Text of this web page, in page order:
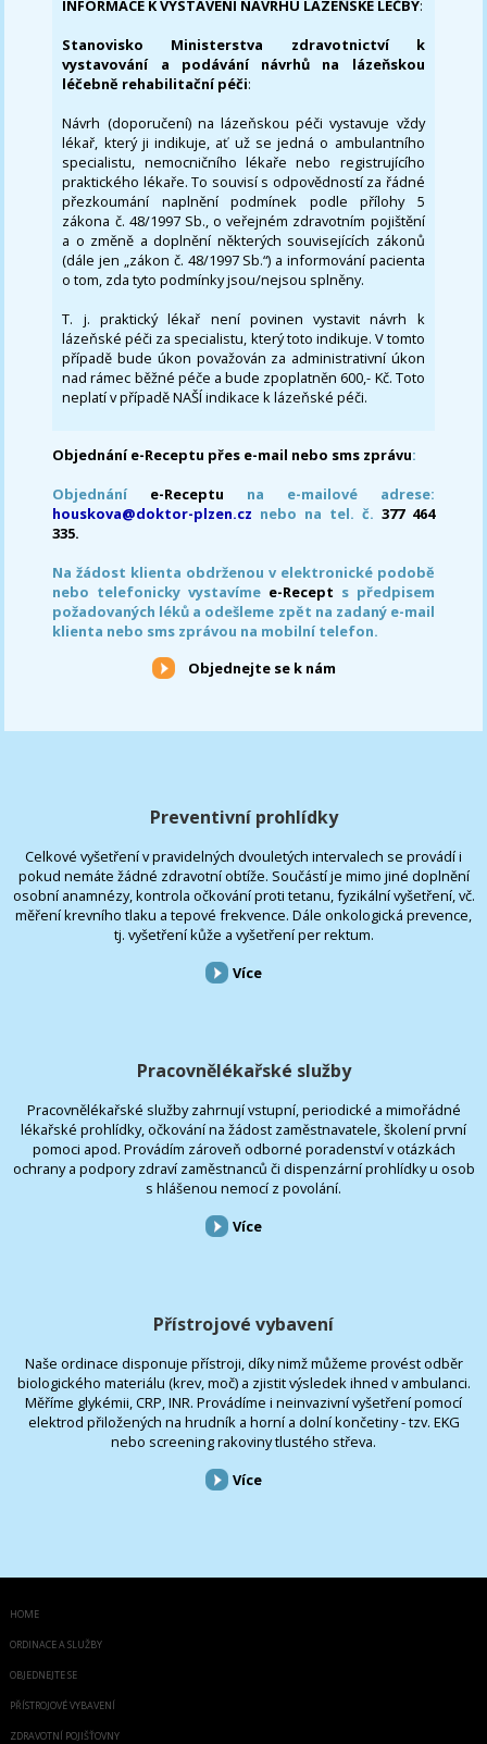
INFORMACE K VYSTAVENÍ NÁVRHU LÁZEŇSKÉ LÉČBY:
Stanovisko Ministerstva zdravotnictví k
vystavování a podávání návrhů na lázeňskou
léčebně rehabilitační péči:
Návrh (doporučení) na lázeňskou péči vystavuje vždy
lékař, který ji indikuje, ať už se jedná o ambulantního
specialistu, nemocničního lékaře nebo registrujícího
praktického lékaře. To souvisí s odpovědností za řádné
přezkoumání naplnění podmínek podle přílohy 5
zákona č. 48/1997 Sb., o veřejném zdravotním pojištění
a o změně a doplnění některých souvisejících zákonů
(dále jen „zákon č. 48/1997 Sb.“) a informování pacienta
o tom, zda tyto podmínky jsou/nejsou splněny.
T. j. praktický lékař není povinen vystavit návrh k
lázeňské péči za specialistu, který toto indikuje. V tomto
případě bude úkon považován za administrativní úkon
nad rámec běžné péče a bude zpoplatněn 600,- Kč. Toto
neplatí v případě NAŠÍ indikace k lázeňské péči.
Objednání e-Receptu přes e-mail nebo sms zprávu:
Objednání e-Receptu na e-mailové adrese:
houskova@doktor-plzen.cz nebo na tel. č. 377 464
335.
Na žádost klienta obdrženou v elektronické podobě
nebo telefonicky vystavíme e-Recept s předpisem
požadovaných léků a odešleme zpět na zadaný e-mail
klienta nebo sms zprávou na mobilní telefon.
Objednejte se k nám
Preventivní prohlídky
Celkové vyšetření v pravidelných dvouletých intervalech se provádí i
pokud nemáte žádné zdravotní obtíže. Součástí je mimo jiné doplnění
osobní anamnézy, kontrola očkování proti tetanu, fyzikální vyšetření, vč.
měření krevního tlaku a tepové frekvence. Dále onkologická prevence,
tj. vyšetření kůže a vyšetření per rektum.
Více
Pracovnělékařské služby
Pracovnělékařské služby zahrnují vstupní, periodické a mimořádné
lékařské prohlídky, očkování na žádost zaměstnavatele, školení první
pomoci apod. Provádím zároveň odborné poradenství v otázkách
ochrany a podpory zdraví zaměstnanců či dispenzární prohlídky u osob
s hlášenou nemocí z povolání.
Více
Přístrojové vybavení
Naše ordinace disponuje přístroji, díky nimž můžeme provést odběr
biologického materiálu (krev, moč) a zjistit výsledek ihned v ambulanci.
Měříme glykémii, CRP, INR. Provádíme i neinvazivní vyšetření pomocí
elektrod přiložených na hrudník a horní a dolní končetiny - tzv. EKG
nebo screening rakoviny tlustého střeva.
Více
HOME
ORDINACE A SLUŽBY
OBJEDNEJTE SE
PŘÍSTROJOVÉ VYBAVENÍ
ZDRAVOTNÍ POJIŠŤOVNY